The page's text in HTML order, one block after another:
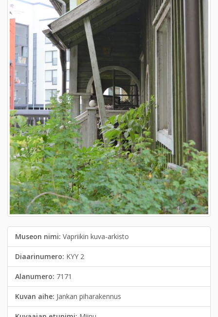
Museon nimi: Vapriikin kuva-arkisto
Diaarinumero: KYY 2
Alanumero: 7171
Kuvan aihe: Jankan piharakennus